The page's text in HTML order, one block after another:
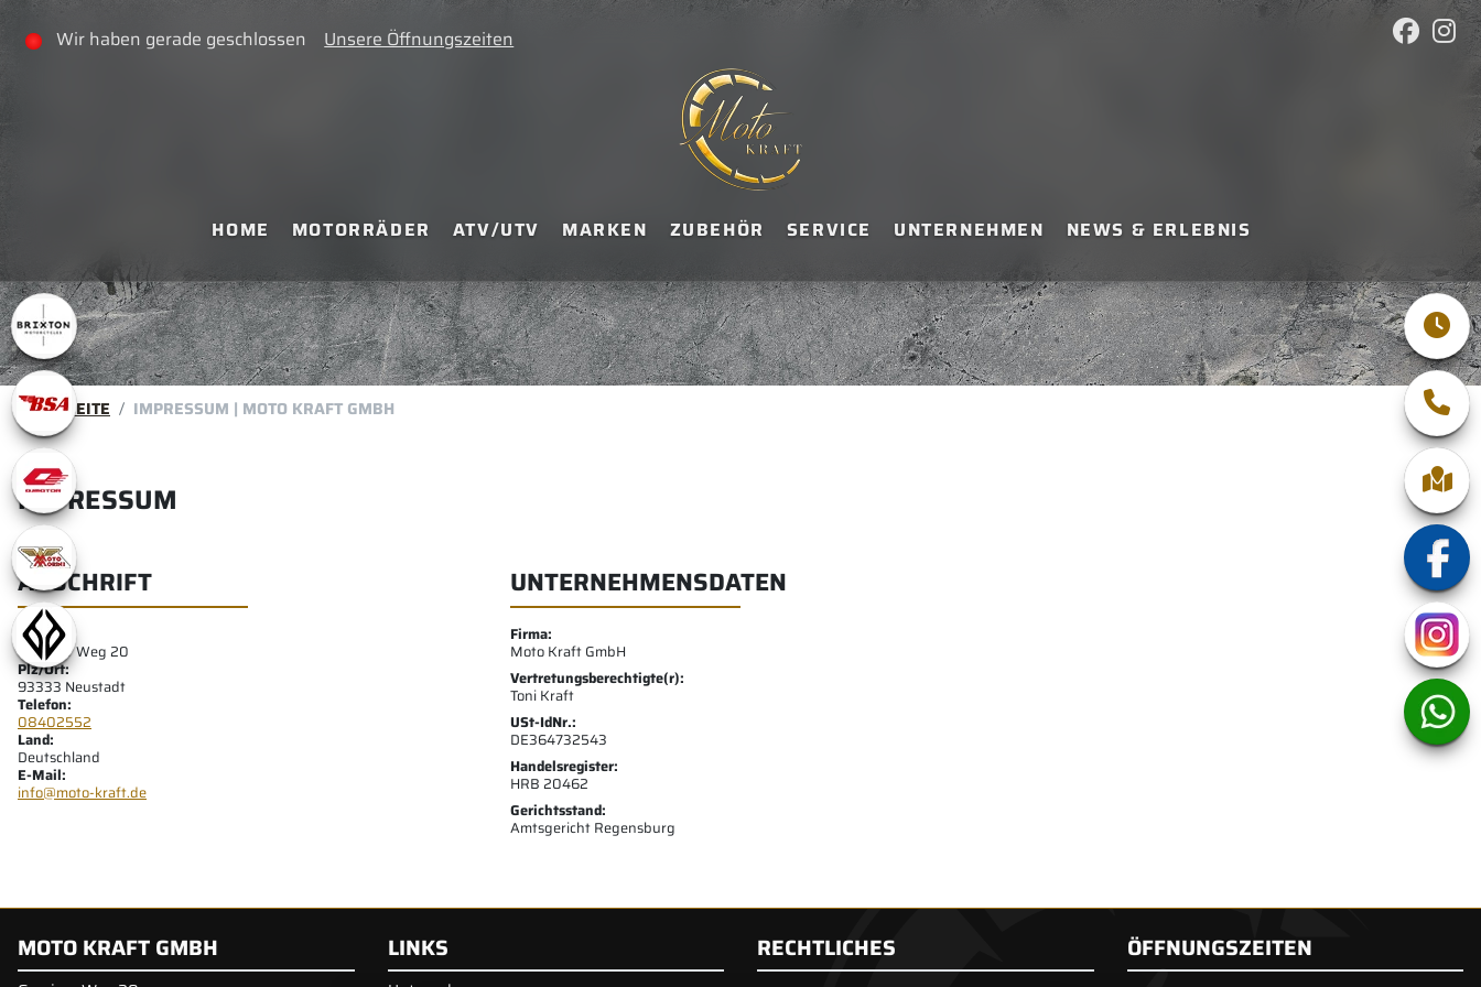
Wir haben gerade geschlossen Unsere Öffnungszeiten
HOME MOTORRÄDER ATV/UTV MARKEN ZUBEHÖR SERVICE UNTERNEHMEN NEWS & ERLEBNIS
STARTSEITE IMPRESSUM | MOTO KRAFT GMBH
IMPRESSUM
ANSCHRIFT
Adresse:
Grasiger Weg 20
Plz/Ort:
93333 Neustadt
Telefon:
08402552
Land:
Deutschland
E-Mail:
info@moto-kraft.de
UNTERNEHMENSDATEN
Firma:
Moto Kraft GmbH
Vertretungsberechtigte(r):
Toni Kraft
USt-IdNr.:
DE364732543
Handelsregister:
HRB 20462
Gerichtsstand:
Amtsgericht Regensburg
MOTO KRAFT GMBH LINKS RECHTLICHES ÖFFNUNGSZEITEN